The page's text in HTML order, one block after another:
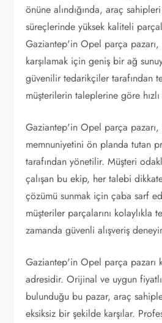
önüne alındığında, araç
süreçlerinde yüksek kaliteli
Gaziantep'in Opel parça pazarı,
karşılamak için geniş bir ağ
güvenilir tedarikçiler tarafından
müşterilerin taleplerine göre
Gaziantep'in Opel parça pazarı,
memnuniyetini ön planda tutan
tarafından yönetilir. Müşteri
çalışan bu ekip, her talebi
çözümü sunmak için çaba sarf
müşteriler parçalarını kolaylıkla
zamanda güvenli alışveriş
Gaziantep'in Opel parça pazarı
adresidir. Orijinal ve uygun
bulunduğu bu pazar, araç
eksiksiz bir şekilde karşılar.